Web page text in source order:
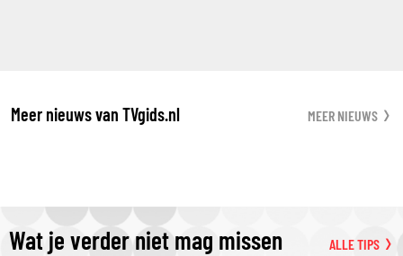
Meer nieuws van TVgids.nl MEER NIEUWS
Wat je verder niet mag missen ALLE TIPS